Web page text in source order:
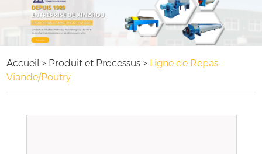
Accueil > Produit et Processus > Ligne de Repas
Viande/Poutry